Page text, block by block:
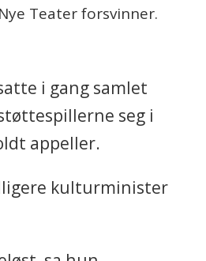
Teater forsvinner.
i gang samlet
seg i
appeller.
kulturminister